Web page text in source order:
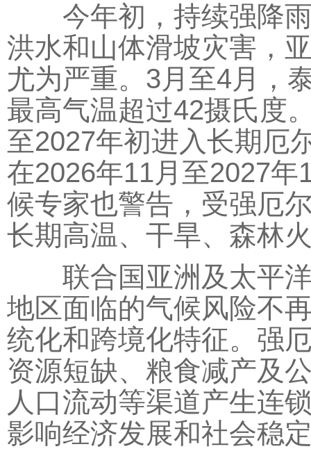
今年初，持续强降雨
洪水和山体滑坡灾害，
尤为严重。3月至4月，
最高气温超过42摄氏度
至2027年初进入长期厄
在2026年11月至2027
候专家也警告，受强厄
长期高温、干旱、森林
联合国亚洲及太平洋
地区面临的气候风险不
统化和跨境化特征。强
资源短缺、粮食减产及
人口流动等渠道产生连
影响经济发展和社会稳